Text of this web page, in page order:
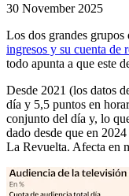
30 November 2025
Los dos grandes
ingresos y su cuenta de
todo apunta a que este
Desde 2021 (los datos
día y 5,5 puntos en
conjunto del día y, lo
dado desde que en
La Revuelta. Afecta en